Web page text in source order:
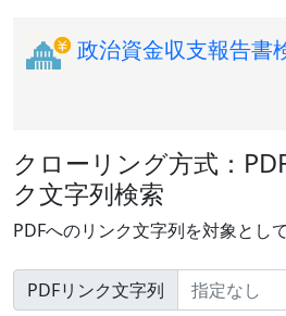
政治資金収支報告書
クローリング方式：
ク文字列検索
PDFへのリンク文字列を対象とし
PDFリンク文字列